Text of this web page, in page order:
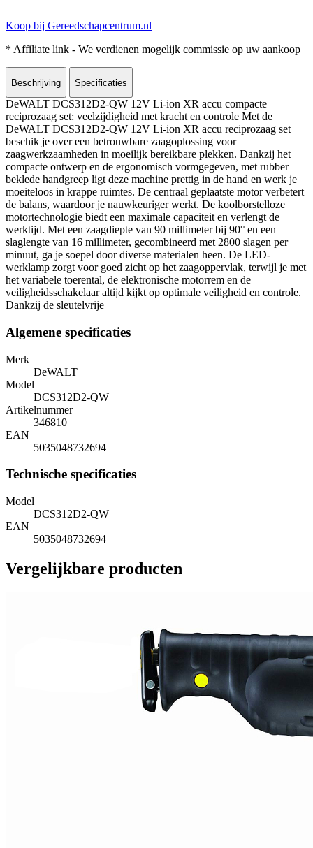
Koop bij Gereedschapcentrum.nl
* Affiliate link - We verdienen mogelijk commissie op uw aankoop
Beschrijving Specificaties
DeWALT DCS312D2-QW 12V Li-ion XR accu compacte
reciprozaag set: veelzijdigheid met kracht en controle Met de
DeWALT DCS312D2-QW 12V Li-ion XR accu reciprozaag set
beschik je over een betrouwbare zaagoplossing voor
zaagwerkzaamheden in moeilijk bereikbare plekken. Dankzij het
compacte ontwerp en de ergonomisch vormgegeven, met rubber
beklede handgreep ligt deze machine prettig in de hand en werk je
moeiteloos in krappe ruimtes. De centraal geplaatste motor verbetert
de balans, waardoor je nauwkeuriger werkt. De koolborstelloze
motortechnologie biedt een maximale capaciteit en verlengt de
werktijd. Met een zaagdiepte van 90 millimeter bij 90° en een
slaglengte van 16 millimeter, gecombineerd met 2800 slagen per
minuut, ga je soepel door diverse materialen heen. De LED-
werklamp zorgt voor goed zicht op het zaagoppervlak, terwijl je met
het variabele toerental, de elektronische motorrem en de
veiligheidsschakelaar altijd kijkt op optimale veiligheid en controle.
Dankzij de sleutelvrije
Algemene specificaties
Merk
DeWALT
Model
DCS312D2-QW
Artikelnummer
346810
EAN
5035048732694
Technische specificaties
Model
DCS312D2-QW
EAN
5035048732694
Vergelijkbare producten